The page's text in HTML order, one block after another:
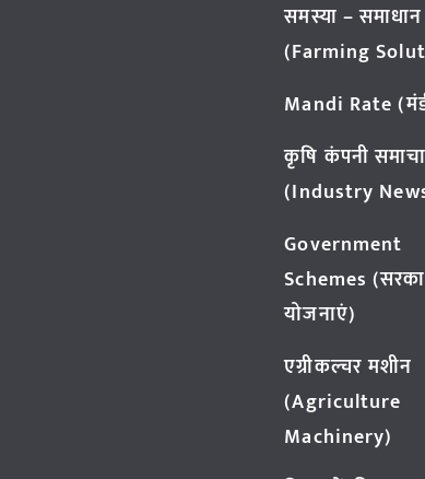
समस्या – समाधान
(Farming
Mandi Rate
कृषि कंपनी
(Industry
Government
Schemes
योजनाएं)
एग्रीकल्चर मशीन
(Agriculture
Machinery)